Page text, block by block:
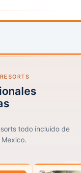
todo incluido de